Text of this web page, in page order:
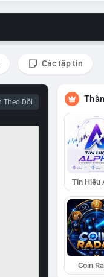
Các tập tin
Theo Dõi
Tín Hiệu
Coin